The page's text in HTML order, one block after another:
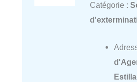
Catégorie :